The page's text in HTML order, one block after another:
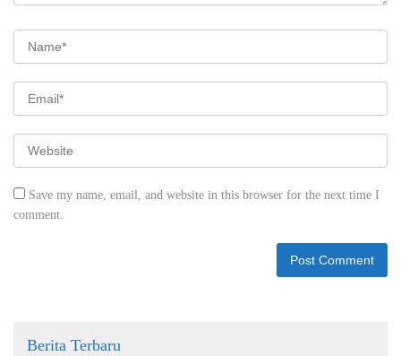
Save my name, email, and website in this browser for the next time I
comment.
Berita Terbaru